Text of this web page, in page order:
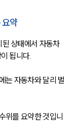
요약
상태에서 자동차
됩니다.
는 자동차와 달리 벌
위를 요약한 것입니